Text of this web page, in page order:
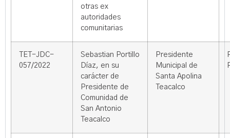
otras ex
autoridades
comunitarias
TET-JDC-
057/2022
Sebastian Portillo
Díaz, en su
carácter de
Presidente de
Comunidad de
San Antonio
Teacalco
Presidente
Municipal de
Santa Apolina
Teacalco